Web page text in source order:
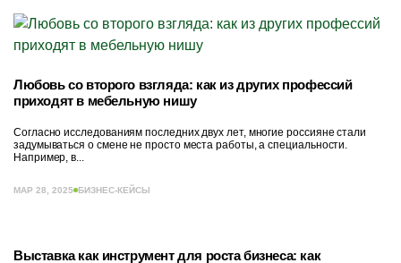
Любовь со второго взгляда: как из других профессий
приходят в мебельную нишу
Согласно исследованиям последних двух лет, многие россияне стали
задумываться о смене не просто места работы, а специальности.
Например, в...
МАР 28, 2025 БИЗНЕС-КЕЙСЫ
Выставка как инструмент для роста бизнеса: как